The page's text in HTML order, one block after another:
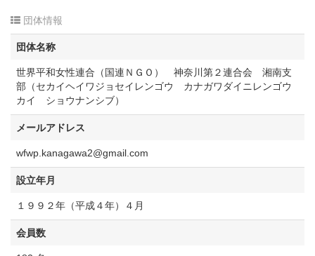
団体情報
団体名称
世界平和女性連合（国連ＮＧＯ） 神奈川第２連合会 湘南支
部（セカイヘイワジョセイレンゴウ カナガワダイニレンゴウ
カイ ショウナンシブ）
メールアドレス
wfwp.kanagawa2@gmail.com
設立年月
１９９２年（平成４年）４月
会員数